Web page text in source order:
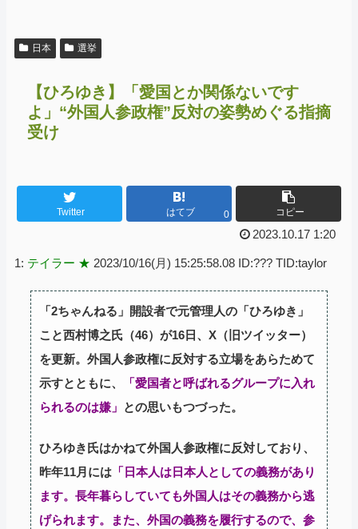
日本 選挙
【ひろゆき】「愛国とか関係ないです
よ」“外国人参政権”反対の姿勢めぐる指摘
受け
Twitter はてブ 0 コピー
2023.10.17 1:20
1: テイラー ★ 2023/10/16(月) 15:25:58.08 ID:??? TID:taylor
「2ちゃんねる」開設者で元管理人の「ひろゆき」
こと西村博之氏（46）が16日、X（旧ツイッター）
を更新。外国人参政権に反対する立場をあらためて
示すとともに、
「愛国者と呼ばれるグループに入れ
られるのは嫌」 との思いもつづった。
ひろゆき氏はかねて外国人参政権に反対しており、
昨年11月には 「日本人は日本人としての義務があり
ます。長年暮らしていても外国人はその義務から逃
げられます。また、外国の義務を履行するので、参